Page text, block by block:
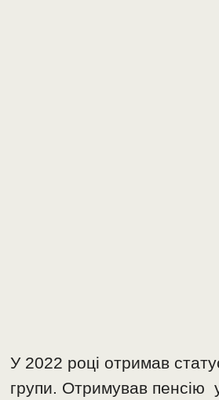
У 2022 році отримав
групи. Отримував пенсію